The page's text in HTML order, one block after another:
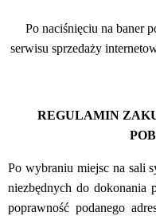
Po naciśnięciu na baner
serwisu sprzedaży
REGULAMIN
Po wybraniu miejsc na sali
niezbędnych do dokonania
poprawność podanego